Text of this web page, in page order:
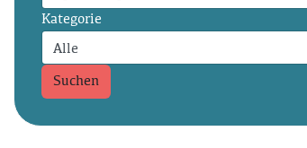
Kategorie
Suchen